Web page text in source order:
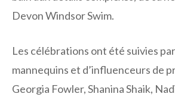
Devon Windsor Swim.
Les célébrations ont été suivies
mannequins et d’influenceurs de
Georgia Fowler, Shanina Shaik,